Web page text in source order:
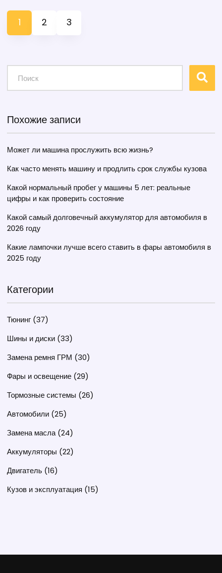
внимание при выборе автомобиля для долгой
эксплуатации. Будет интересно даже тем, кто пока
только присматривается к своей первой машине.
1 2 3
Похожие записи
Может ли машина прослужить всю жизнь?
Как часто менять машину и продлить срок службы кузова
Какой нормальный пробег у машины 5 лет: реальные
цифры и как проверить состояние
Какой самый долговечный аккумулятор для автомобиля в
2026 году
Какие лампочки лучше всего ставить в фары автомобиля в
2025 году
Категории
Тюнинг (37)
Шины и диски (33)
Замена ремня ГРМ (30)
Фары и освещение (29)
Тормозные системы (26)
Автомобили (25)
Замена масла(24)
Аккумуляторы (22)
Двигатель (16)
Кузов и эксплуатация (15)